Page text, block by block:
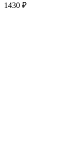
1430 ₽